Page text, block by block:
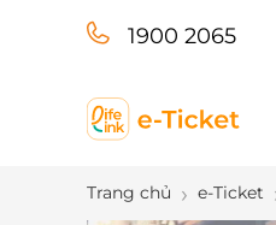
1900 2065
Trang chủ e-Ticket